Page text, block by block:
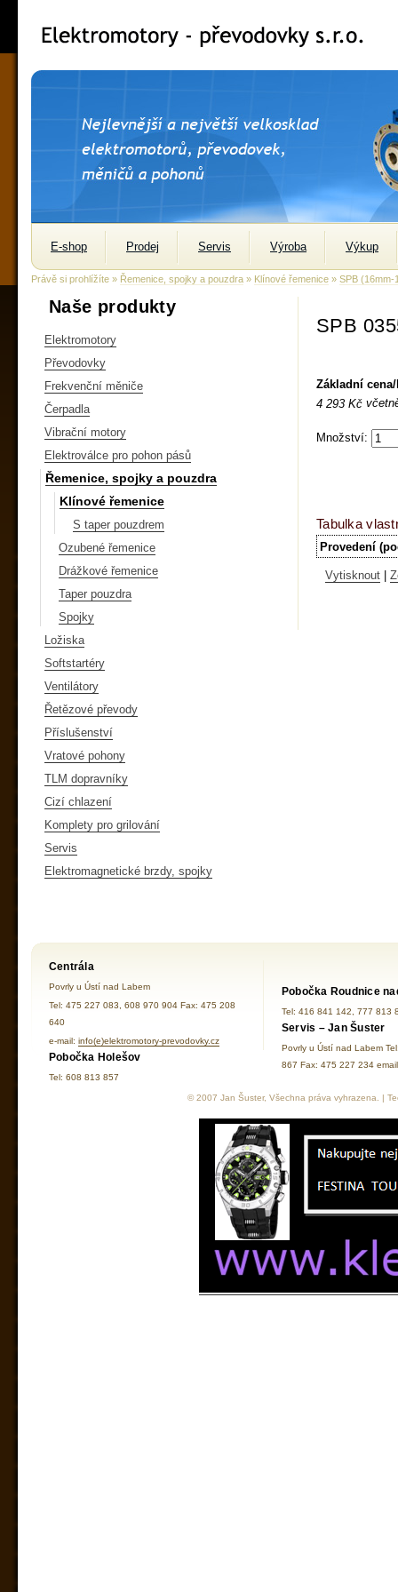
E-shop Prodej Servis Výroba Výkup
Právě si prohlížíte » Řemenice, spojky a pouzdra » Klínové řemenice » SPB (16mm-
Naše produkty
Elektromotory
Převodovky
Frekvenční měniče
Čerpadla
Vibrační motory
Elektroválce pro pohon pásů
Řemenice, spojky a pouzdra
Klínové řemenice
S taper pouzdrem
Ozubené řemenice
Drážkové řemenice
Taper pouzdra
Spojky
Ložiska
Softstartéry
Ventilátory
Řetězové převody
Příslušenství
Vratové pohony
TLM dopravníky
Cizí chlazení
Komplety pro grilování
Servis
Elektromagnetické brzdy, spojky
SPB
Základní
4 293 Kč
Množství:
Tabulka
Provedení
Vytisknout
Centrála
Povrly u Ústí nad Labem
Tel: 475 227 083, 608 970 904 Fax: 475 208
640
e-mail: info(e)elektromotory-prevodovky.cz
Pobočka Holešov
Tel: 608 813 857
Pobočka Roudnice
Tel: 416 841 142, 777 813
Servis – Jan Šuster
Povrly u Ústí nad Labem
867 Fax: 475 227 234
© 2007 Jan Šuster, Všechna práva vyhrazena. |